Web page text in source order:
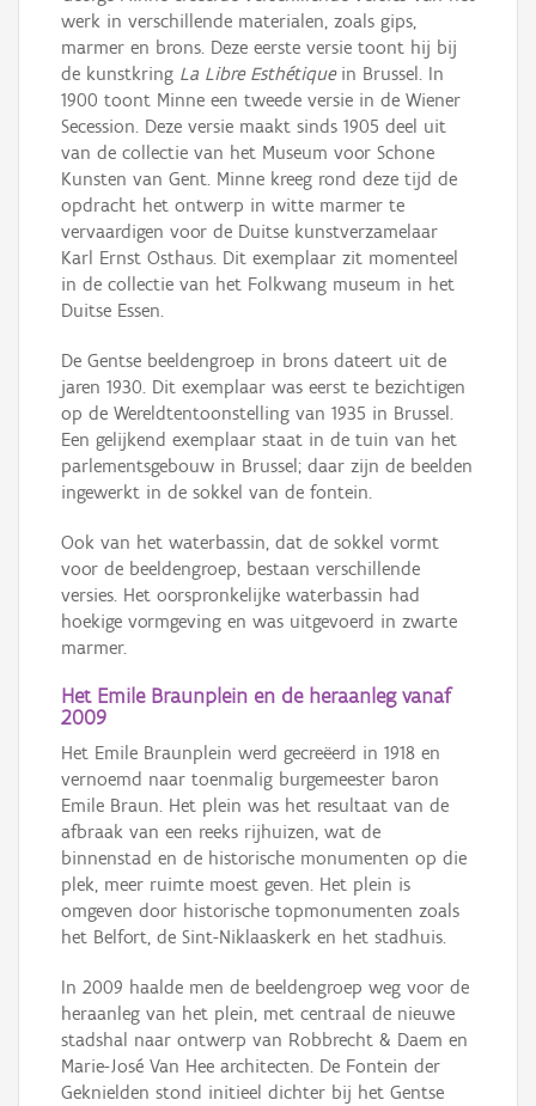
werk in verschillende materialen, zoals gips,
marmer en brons. Deze eerste versie toont hij bij
de kunstkring La Libre Esthétiquein Brussel. In
1900 toont Minne een tweede versie in de Wiener
Secession. Deze versie maakt sinds 1905 deel uit
van de collectie van het Museum voor Schone
Kunsten van Gent. Minne kreeg rond deze tijd de
opdracht het ontwerp in witte marmer te
vervaardigen voor de Duitse kunstverzamelaar
Karl Ernst Osthaus. Dit exemplaar zit momenteel
in de collectie van het Folkwang museum in het
Duitse Essen.
De Gentse beeldengroep in brons dateert uit de
jaren 1930. Dit exemplaar was eerst te bezichtigen
op de Wereldtentoonstelling van 1935 in Brussel.
Een gelijkend exemplaar staat in de tuin van het
parlementsgebouw in Brussel; daar zijn de beelden
ingewerkt in de sokkel van de fontein.
Ook van het waterbassin, dat de sokkel vormt
voor de beeldengroep, bestaan verschillende
versies. Het oorspronkelijke waterbassin had
hoekige vormgeving en was uitgevoerd in zwarte
marmer.
Het Emile Braunplein en de heraanleg vanaf
2009
Het Emile Braunplein werd gecreëerd in 1918 en
vernoemd naar toenmalig burgemeester baron
Emile Braun. Het plein was het resultaat van de
afbraak van een reeks rijhuizen, wat de
binnenstad en de historische monumenten op die
plek, meer ruimte moest geven. Het plein is
omgeven door historische topmonumenten zoals
het Belfort, de Sint-Niklaaskerk en het stadhuis.
In 2009 haalde men de beeldengroep weg voor de
heraanleg van het plein, met centraal de nieuwe
stadshal naar ontwerp van Robbrecht & Daem en
Marie-José Van Hee architecten. De Fontein der
Geknielden stond initieel dichter bij het Gentse